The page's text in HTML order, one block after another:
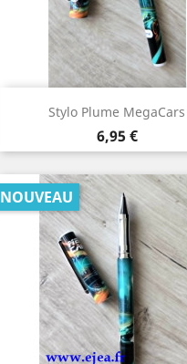
Stylo Plume MegaCars
Prix
6,95 €
NOUVEAU